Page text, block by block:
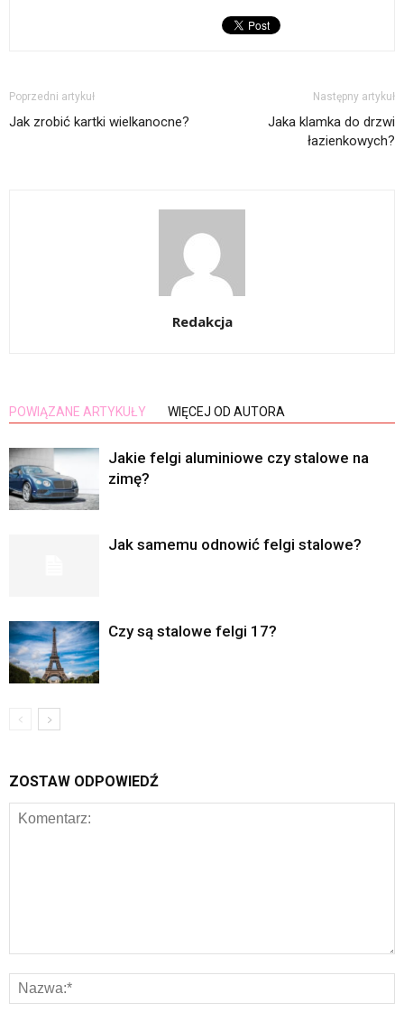
Poprzedni artykuł
Jak zrobić kartki wielkanocne?
Następny artykuł
Jaka klamka do drzwi
łazienkowych?
Redakcja
POWIĄZANE ARTYKUŁY WIĘCEJ OD AUTORA
Jakie felgi aluminiowe czy stalowe na
zimę?
Jak samemu odnowić felgi stalowe?
Czy są stalowe felgi 17?
ZOSTAW ODPOWIEDŹ